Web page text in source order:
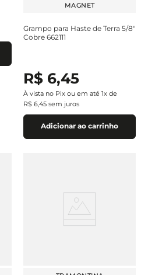
MAGNET
Grampo para Haste de Terra 5/8"
Cobre 662111
R$ 6,45
À vista no Pix ou em até 1x de
R$ 6,45 sem juros
Adicionar ao carrinho